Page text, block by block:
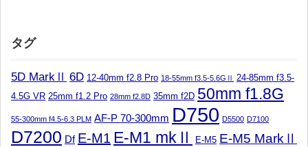
タグ
5D MarkⅡ 6D 12-40mm f2.8 Pro 18-55mm f3.5-5.6GⅡ
24-85mm f3.5-
4.5G VR 25mm f1.2 Pro 28mm f2.8D 35mm f2D 50mm f1.8G
55-300mm f4.5-6.3 PLM AF-P 70-300mm D750 D5500 D7100
D7200 Df E-M1 E-M1 mkⅡ E-M5 E-M5 MarkⅡ